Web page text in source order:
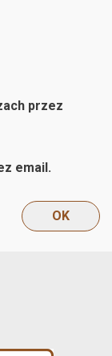
przez
email.